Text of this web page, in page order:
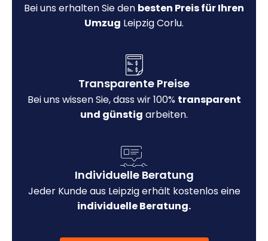
Bei uns erhalten Sie den besten Preis für Ihren
Umzug Leipzig Corlu.
Transparente Preise
Bei uns wissen Sie, dass wir 100% transparent
und günstig arbeiten.
Individuelle Beratung
Jeder Kunde aus Leipzig erhält kostenlos eine
individuelle Beratung.